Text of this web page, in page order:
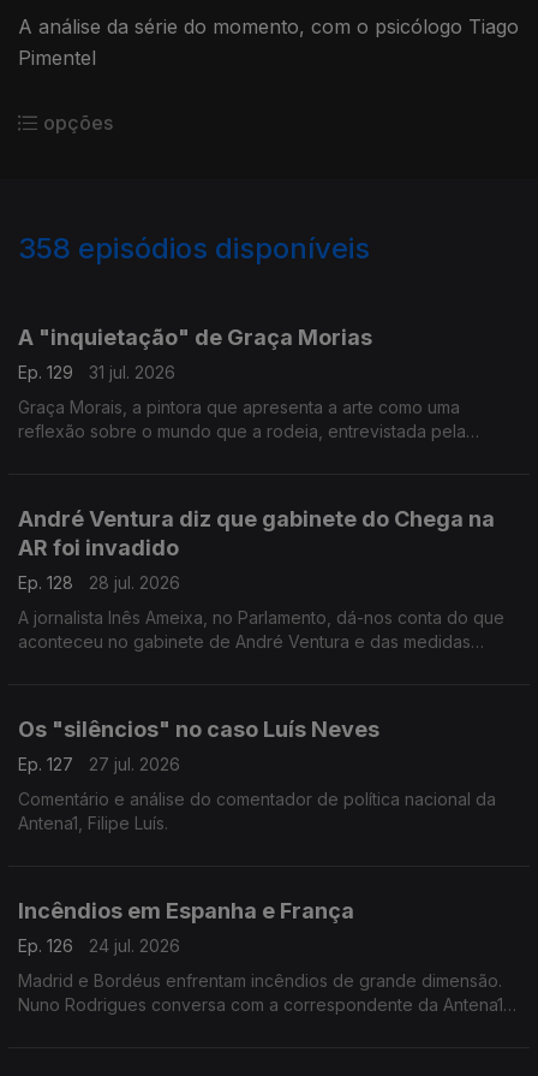
A análise da série do momento, com o psicólogo Tiago
Pimentel
opções
358 episódios disponíveis
A "inquietação" de Graça Morias
Ep. 129
31 jul. 2026
Graça Morais, a pintora que apresenta a arte como uma
reflexão sobre o mundo que a rodeia, entrevistada pela
André Ventura diz que gabinete do Chega na
AR foi invadido
Ep. 128
28 jul. 2026
A jornalista Inês Ameixa, no Parlamento, dá-nos conta do que
aconteceu no gabinete de André Ventura e das medidas
Os "silêncios" no caso Luís Neves
Ep. 127
27 jul. 2026
Comentário e análise do comentador de política nacional da
Antena1, Filipe Luís.
Incêndios em Espanha e França
Ep. 126
24 jul. 2026
Madrid e Bordéus enfrentam incêndios de grande dimensão.
Nuno Rodrigues conversa com a correspondente da Antena1,